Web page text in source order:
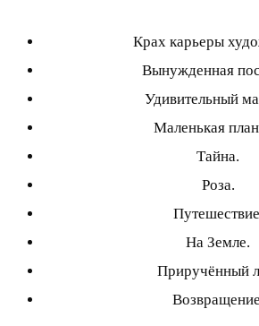
Крах карьеры
Вынужденная
Удивительный
Маленькая
Тайна.
Роза.
На Земле.
Приручённый